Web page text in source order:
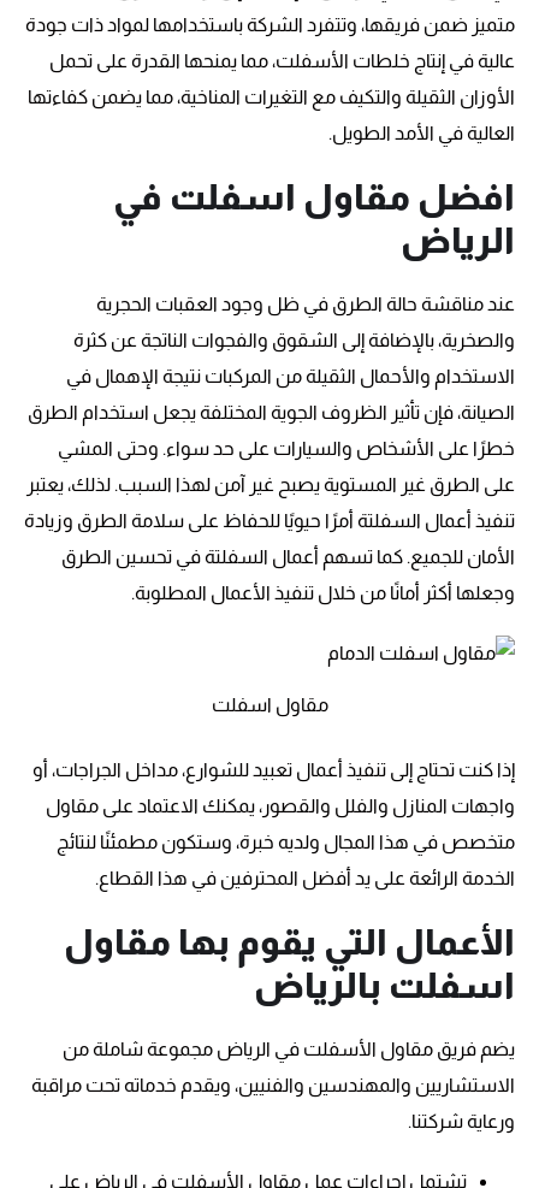
متميز ضمن فريقها، وتتفرد الشركة باستخدامها لمواد ذات جودة
عالية في إنتاج خلطات الأسفلت، مما يمنحها القدرة على تحمل
الأوزان الثقيلة والتكيف مع التغيرات المناخية، مما يضمن كفاءتها
العالية في الأمد الطويل.
افضل مقاول اسفلت في
الرياض
عند مناقشة حالة الطرق في ظل وجود العقبات الحجرية
والصخرية، بالإضافة إلى الشقوق والفجوات الناتجة عن كثرة
الاستخدام والأحمال الثقيلة من المركبات نتيجة الإهمال في
الصيانة، فإن تأثير الظروف الجوية المختلفة يجعل استخدام الطرق
خطرًا على الأشخاص والسيارات على حد سواء. وحتى المشي
على الطرق غير المستوية يصبح غير آمن لهذا السبب. لذلك، يعتبر
تنفيذ أعمال السفلتة أمرًا حيويًا للحفاظ على سلامة الطرق وزيادة
الأمان للجميع. كما تسهم أعمال السفلتة في تحسين الطرق
وجعلها أكثر أمانًا من خلال تنفيذ الأعمال المطلوبة.
مقاول اسفلت
إذا كنت تحتاج إلى تنفيذ أعمال تعبيد للشوارع، مداخل الجراجات، أو
واجهات المنازل والفلل والقصور، يمكنك الاعتماد على مقاول
متخصص في هذا المجال ولديه خبرة، وستكون مطمئنًا لنتائج
الخدمة الرائعة على يد أفضل المحترفين في هذا القطاع.
الأعمال التي يقوم بها مقاول
اسفلت بالرياض
يضم فريق مقاول الأسفلت في الرياض مجموعة شاملة من
الاستشاريين والمهندسين والفنيين، ويقدم خدماته تحت مراقبة
ورعاية شركتنا.
تشتمل إجراءات عمل مقاول الأسفلت في الرياض على